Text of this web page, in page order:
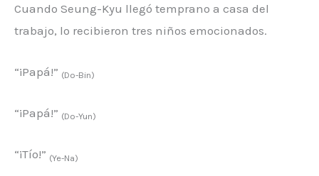
Cuando Seung-Kyu llegó temprano a casa del
trabajo, lo recibieron tres niños emocionados.
“¡Papá!” (Do-Bin)
“¡Papá!” (Do-Yun)
“¡Tío!” (Ye-Na)